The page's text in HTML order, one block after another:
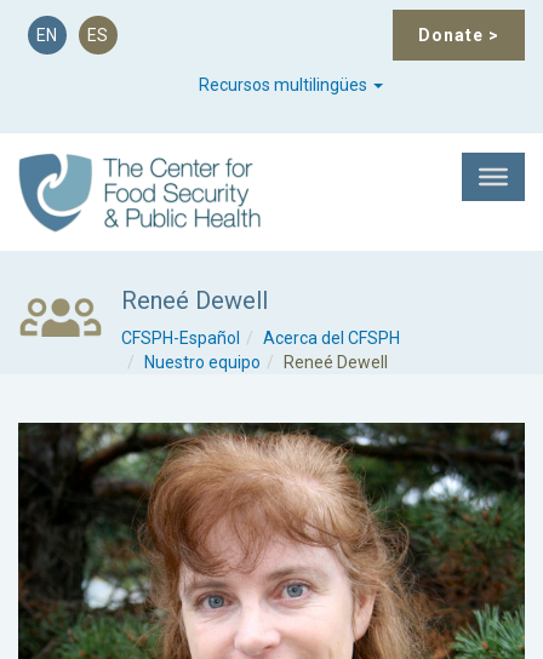
Donate >
EN ES
Recursos multilingües
Reneé Dewell
CFSPH-Español
Acerca del CFSPH
Nuestro equipo
Reneé Dewell